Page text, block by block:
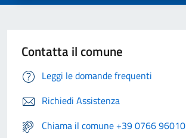
Contatta il comune
Leggi le domande frequenti
Richiedi Assistenza
Chiama il comune +39 0766 96010